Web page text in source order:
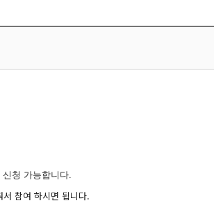
청 가능합니다.
참여 하시면 됩니다.